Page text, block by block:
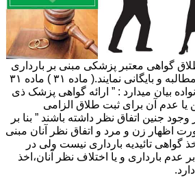
گواهی معتبر پزشکی مبنی بر بارداری
یا عدم بارداری زوجه را مطالبه و بایگانی نمایند.( ماده ۳۱ ) ماده ۳۱
بیان میدارد : ” ارائه گواهی پزشک ذی
یا عدم آن برای ثبت طلاق الزامی
جنین اتفاق نظر داشته باشند ” بنا بر
اظهار زن و مرد و اتفاق نظر آنان مبنی
گواهی تائیدیه بارداری نیست ولی در
بارداری و یا اختلاف نظر آنان،اخذ